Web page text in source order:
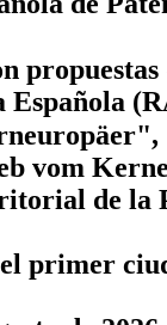
Española
vom
de la
primer